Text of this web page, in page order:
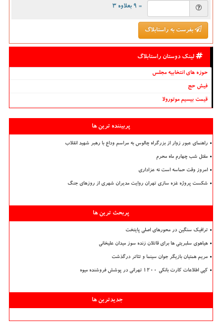
= ۹ بعلاوه ۳
بفرست به راستابلاگ
لینک دوستان راستابلاگ
حوزه های انتخابیه مجلس
فیش حج
قیمت بیسیم موتورولا
پربیننده ترین ها
راهنمای عبور زوار از بزرگراه چالوس به مراسم وداع با رهبر شهید انقلاب
مقتل شب چهارم ماه محرم
امروز وقت حماسه است نه عزاداری
شکست پروژه غزه سازی تهران روایت مدیران شهری از روزهای جنگ
پربحث ترین ها
ترافیک سنگین در محورهای اصلی پایتخت
هیاهوی سلبریتی ها برای قاتلان زنده سوز میدان علیخانی
مریم همتیان بازیگر جوان سینما و تئاتر درگذشت
کپی اطلاعات کارت بانکی ۱۲۰۰ تهرانی در پوشش فروشنده میوه
جدیدترین ها